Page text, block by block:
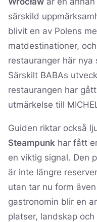
särskild
blivit en av Polens
matdestinationer,
restauranger här nya
Särskilt BABAs
restaurangen har
utmärkelse till
Guiden riktar också
Steampunk har fått
en viktig signal. Den
är inte längre
utan tar nu form
gastronomin blir en
platser, landskap och